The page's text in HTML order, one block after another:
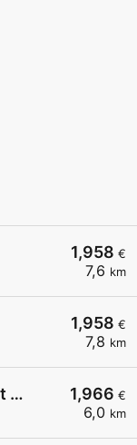
1,958 €
7,6 km
1,958 €
7,8 km
1,966 €
6,0 km
AVIA XPress (unser Service: Luft und Wasser)